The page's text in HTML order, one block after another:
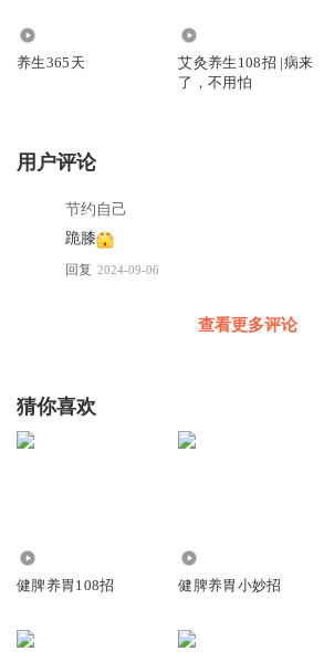
时间自己掌握，瑜伽垫适是个好的选择
养生365天
艾灸养生108招 |病来
了，不用怕
用户评论
节约自己
跪膝
回复 2024-09-06
查看更多评论
猜你喜欢
健脾养胃108招 健脾养胃小妙招